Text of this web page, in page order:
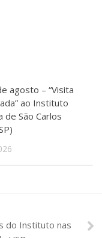
agosto – “Visita
ao Instituto
de São Carlos
do Instituto nas